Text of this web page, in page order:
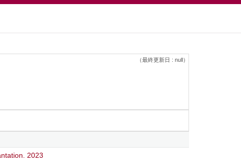
（最終更新日 : null）
2023